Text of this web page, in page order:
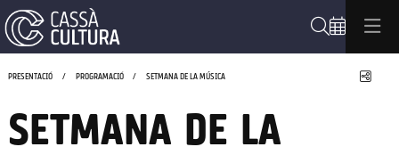
PRESENTACIÓ PROGRAMACIÓ SETMANA DE LA MÚSICA
SETMANA DE LA